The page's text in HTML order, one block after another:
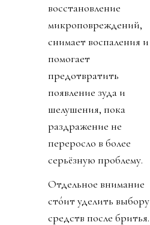
восстановление
микроповреждений,
снимает воспаления и
помогает
предотвратить
появление зуда и
шелушения, пока
раздражение не
переросло в более
серьёзную проблему.
Отдельное внимание
сто́ит уделить выбору
средств после бритья.